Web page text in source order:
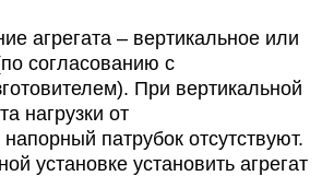
агрегата – вертикальное или
согласованию с
При вертикальной
нагрузки от
патрубок отсутствуют.
установке установить агрегат